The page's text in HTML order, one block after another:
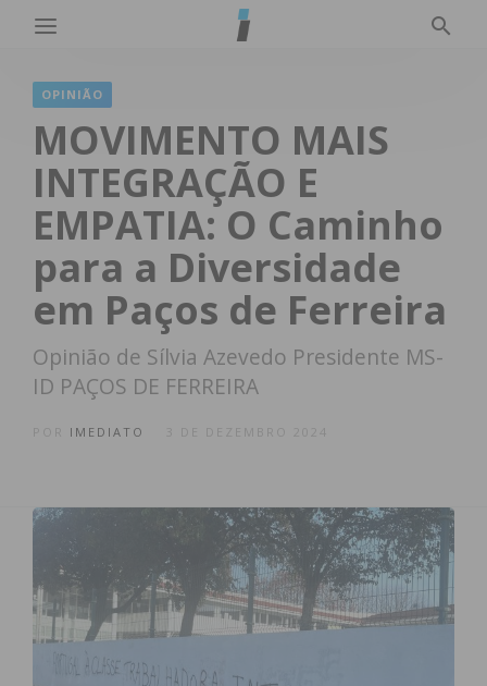
OPINIÃO
MOVIMENTO MAIS
INTEGRAÇÃO E
EMPATIA: O Caminho
para a Diversidade
em Paços de Ferreira
Opinião de Sílvia Azevedo Presidente MS-
ID PAÇOS DE FERREIRA
IMEDIATO 3 DE DEZEMBRO 2024